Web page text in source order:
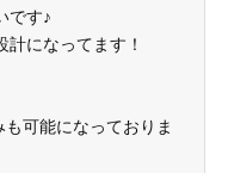
です♪
になってます！
可能になっておりま